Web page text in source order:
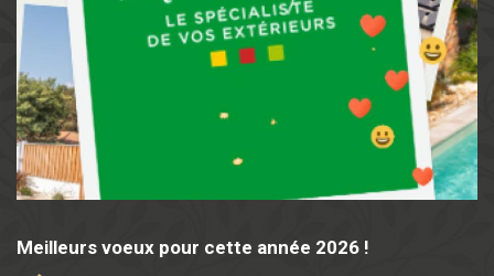
Meilleurs voeux pour cette année 2026 !